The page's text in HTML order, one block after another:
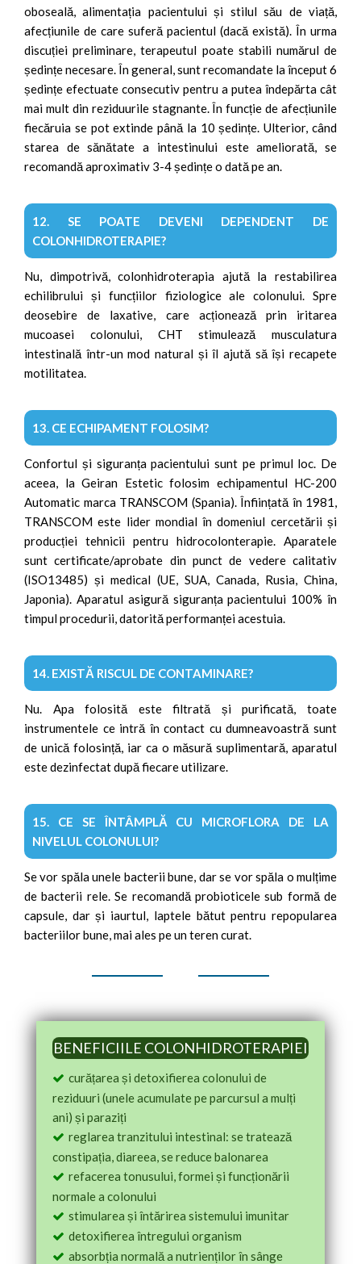
oboseală, alimentația pacientului și stilul său de viață,
afecțiunile de care suferă pacientul (dacă există). În urma
discuției preliminare, terapeutul poate stabili numărul de
ședințe necesare. În general, sunt recomandate la început 6
ședințe efectuate consecutiv pentru a putea îndepărta cât
mai mult din reziduurile stagnante. În funcție de afecțiunile
fiecăruia se pot extinde până la 10 ședințe. Ulterior, când
starea de sănătate a intestinului este ameliorată, se
recomandă aproximativ 3-4 ședințe o dată pe an.
12. SE POATE DEVENI DEPENDENT DE
COLONHIDROTERAPIE?
Nu, dimpotrivă, colonhidroterapia ajută la restabilirea
echilibrului și funcțiilor fiziologice ale colonului. Spre
deosebire de laxative, care acționează prin iritarea
mucoasei colonului, CHT stimulează musculatura
intestinală într-un mod natural și îl ajută să își recapete
motilitatea.
13. CE ECHIPAMENT FOLOSIM?
Confortul și siguranța pacientului sunt pe primul loc. De
aceea, la Geiran Estetic folosim echipamentul HC-200
Automatic marca TRANSCOM (Spania). Înființată în 1981,
TRANSCOM este lider mondial în domeniul cercetării și
producției tehnicii pentru hidrocolonterapie. Aparatele
sunt certificate/aprobate din punct de vedere calitativ
(ISO13485) și medical (UE, SUA, Canada, Rusia, China,
Japonia). Aparatul asigură siguranța pacientului 100% în
timpul procedurii, datorită performanței acestuia.
14. EXISTĂ RISCUL DE CONTAMINARE?
Nu. Apa folosită este filtrată și purificată, toate
instrumentele ce intră în contact cu dumneavoastră sunt
de unică folosință, iar ca o măsură suplimentară, aparatul
este dezinfectat după fiecare utilizare.
15. CE SE ÎNTÂMPLĂ CU MICROFLORA DE LA
NIVELUL COLONULUI?
Se vor spăla unele bacterii bune, dar se vor spăla o mulțime
de bacterii rele. Se recomandă probioticele sub formă de
capsule, dar și iaurtul, laptele bătut pentru repopularea
bacteriilor bune, mai ales pe un teren curat.
BENEFICIILE COLONHIDROTERAPIEI
curățarea și detoxifierea colonului de
reziduuri (unele acumulate pe parcursul a mulți
ani) și paraziți
reglarea tranzitului intestinal: se tratează
constipația, diareea, se reduce balonarea
refacerea tonusului, formei și funcționării
normale a colonului
stimularea și întărirea sistemului imunitar
detoxifierea întregului organism
absorbția normală a nutrienților în sânge